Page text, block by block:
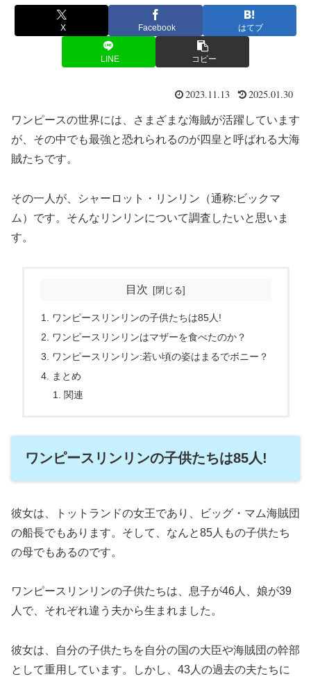
X Facebook はてブ
LINE コピー
2023.11.13 2025.01.30
ワンピースの世界には、さまざまな海賊が活躍しています
が、その中でも最強と恐れられるのが四皇と呼ばれる大海
賊たちです。
その一人が、シャーロット・リンリン（通称:ビックマ
ム）です。そんなリンリンについて調査したいと思いま
す。
目次
ワンピースリンリンの子供たちは85人!
ワンピースリンリンはマザーを食べたのか？
ワンピースリンリン:若い頃の姿はまるでボニー？
まとめ
関連
ワンピースリンリンの子供たちは85人!
彼女は、トットランドの女王であり、ビッグ・マム海賊団
の船長でもあります。そして、なんと85人もの子供たち
の母でもあるのです。
ワンピースリンリンの子供たちは、息子が46人、娘が39
人で、それぞれ違う夫から生まれました。
彼女は、自分の子供たちを自分の国の大臣や海賊団の幹部
として重用しています。しかし、43人の過去の夫たちに